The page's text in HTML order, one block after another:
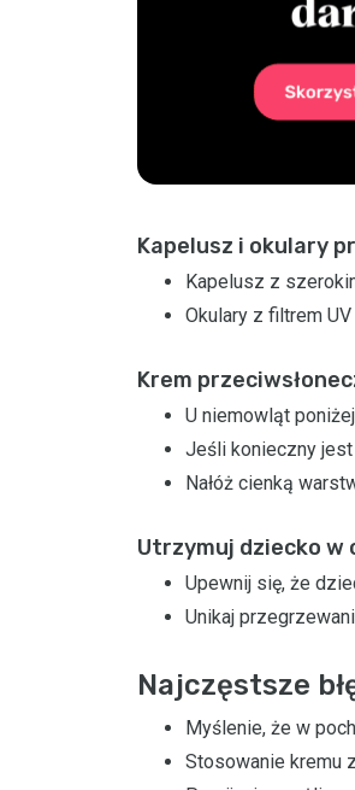
Kapelusz i okulary
Kapelusz z
Okulary z filtrem
Krem
U niemowląt
Jeśli konieczny
Nałóż cienką
Utrzymuj dziecko w
Upewnij się, że
Unikaj
Najczęstsze
Myślenie, że w
Stosowanie kremu